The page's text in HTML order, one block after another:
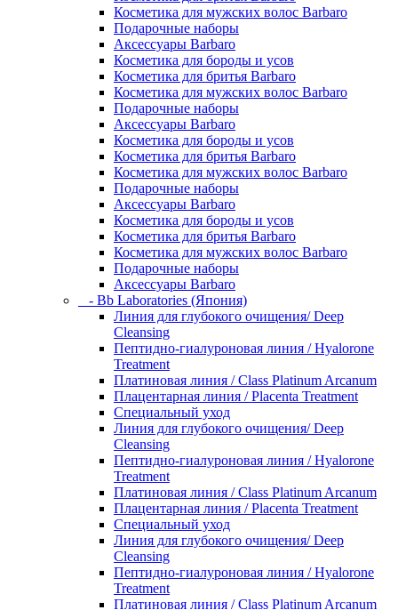
Косметика для мужских волос Barbaro
Подарочные наборы
Аксессуары Barbaro
Косметика для бороды и усов
Косметика для бритья Barbaro
Косметика для мужских волос Barbaro
Подарочные наборы
Аксессуары Barbaro
Косметика для бороды и усов
Косметика для бритья Barbaro
Косметика для мужских волос Barbaro
Подарочные наборы
Аксессуары Barbaro
Косметика для бороды и усов
Косметика для бритья Barbaro
Косметика для мужских волос Barbaro
Подарочные наборы
Аксессуары Barbaro
- Bb Laboratories (Япония)
Линия для глубокого очищения/ Deep
Cleansing
Пептидно-гиалуроновая линия / Hyalorone
Treatment
Платиновая линия / Class Platinum Arcanum
Плацентарная линия / Placenta Treatment
Специальный уход
Линия для глубокого очищения/ Deep
Cleansing
Пептидно-гиалуроновая линия / Hyalorone
Treatment
Платиновая линия / Class Platinum Arcanum
Плацентарная линия / Placenta Treatment
Специальный уход
Линия для глубокого очищения/ Deep
Cleansing
Пептидно-гиалуроновая линия / Hyalorone
Treatment
Платиновая линия / Class Platinum Arcanum